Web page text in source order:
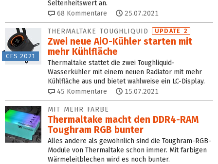
Seltenheitswert an.
68 Kommentare 25.07.2021
CES 2021
THERMALTAKE TOUGHLIQUID UPDATE 2
Zwei neue AiO-Kühler starten mit
mehr Kühlfläche
Thermaltake stattet die zwei Toughliquid-
Wasserkühler mit einem neuen Radiator mit mehr
Kühlfläche aus und bietet wahlweise ein LC-Display.
45 Kommentare 15.07.2021
MIT MEHR FARBE
Thermaltake macht den DDR4-RAM
Toughram RGB bunter
Alles andere als gewöhnlich sind die Toughram-RGB-
Module von Thermaltake schon immer. Mit farbigen
Wärmeleitblechen wird es noch bunter.